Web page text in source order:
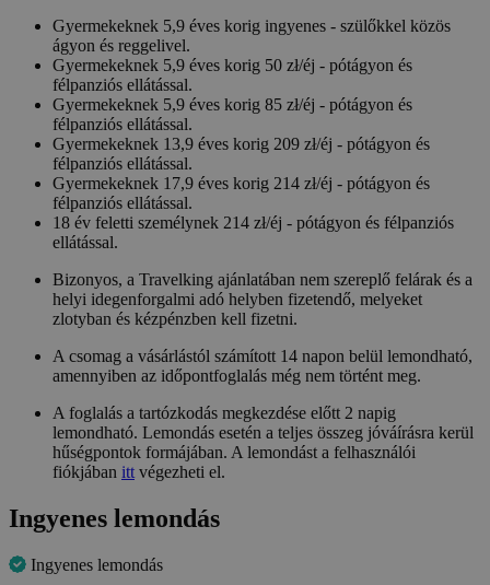
Gyermekeknek 5,9 éves korig ingyenes - szülőkkel közös
ágyon és reggelivel.
Gyermekeknek 5,9 éves korig 50 zł/éj - pótágyon és
félpanziós ellátással.
Gyermekeknek 5,9 éves korig 85 zł/éj - pótágyon és
félpanziós ellátással.
Gyermekeknek 13,9 éves korig 209 zł/éj - pótágyon és
félpanziós ellátással.
Gyermekeknek 17,9 éves korig 214 zł/éj - pótágyon és
félpanziós ellátással.
18 év feletti személynek 214 zł/éj - pótágyon és félpanziós
ellátással.
Bizonyos, a Travelking ajánlatában nem szereplő felárak és a
helyi idegenforgalmi adó helyben fizetendő, melyeket
zlotyban és kézpénzben kell fizetni.
A csomag a vásárlástól számított 14 napon belül lemondható,
amennyiben az időpontfoglalás még nem történt meg.
A foglalás a tartózkodás megkezdése előtt 2 napig
lemondható. Lemondás esetén a teljes összeg jóváírásra kerül
hűségpontok formájában. A lemondást a felhasználói
fiókjában itt végezheti el.
Ingyenes lemondás
Ingyenes lemondás